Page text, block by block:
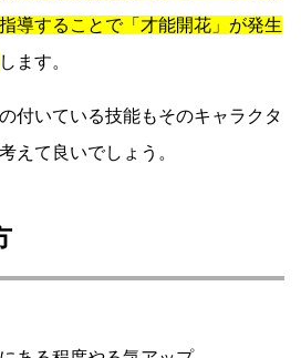
導することで「才能開花」が発生
します。
付いている技能もそのキャラクタ
えて良いでしょう。